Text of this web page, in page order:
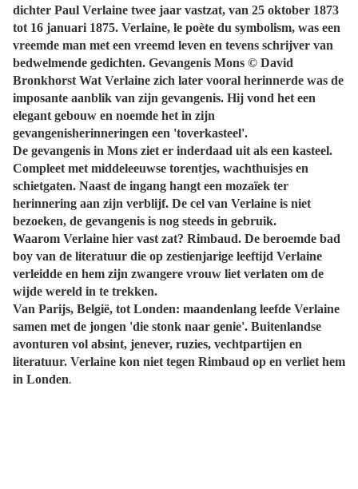
dichter Paul Verlaine twee jaar vastzat, van 25 oktober 1873
tot 16 januari 1875. Verlaine, le poète du symbolism, was een
vreemde man met een vreemd leven en tevens schrijver van
bedwelmende gedichten. Gevangenis Mons © David
Bronkhorst Wat Verlaine zich later vooral herinnerde was de
imposante aanblik van zijn gevangenis. Hij vond het een
elegant gebouw en noemde het in zijn
gevangenisherinneringen een 'toverkasteel'.
De gevangenis in Mons ziet er inderdaad uit als een kasteel.
Compleet met middeleeuwse torentjes, wachthuisjes en
schietgaten. Naast de ingang hangt een mozaïek ter
herinnering aan zijn verblijf. De cel van Verlaine is niet
bezoeken, de gevangenis is nog steeds in gebruik.
Waarom Verlaine hier vast zat? Rimbaud. De beroemde bad
boy van de literatuur die op zestienjarige leeftijd Verlaine
verleidde en hem zijn zwangere vrouw liet verlaten om de
wijde wereld in te trekken.
Van Parijs, België, tot Londen: maandenlang leefde Verlaine
samen met de jongen 'die stonk naar genie'. Buitenlandse
avonturen vol absint, jenever, ruzies, vechtpartijen en
literatuur. Verlaine kon niet tegen Rimbaud op en verliet hem
in Londen.